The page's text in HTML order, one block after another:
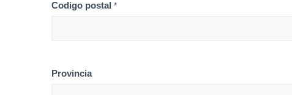
Codigo postal *
Provincia